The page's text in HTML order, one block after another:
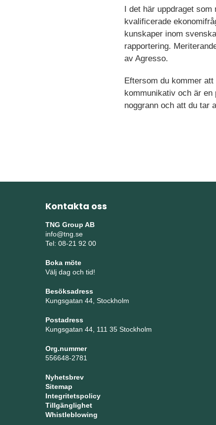
I det här uppdraget
kvalificerade
kunskaper inom
rapportering.
av Agresso.
Eftersom du kommer
kommunikativ och är
noggrann och att du tar
Kontakta oss
TNG Group AB
info@tng.se
Tel: 08-21 92 00
Boka möte
Välj dag och tid!
Besöksadress
Kungsgatan 44, Stockholm
Postadress
Kungsgatan 44, 111 35 Stockholm
Org.nummer
556648-2781
Nyhetsbrev
Sitemap
Integritetspolicy
Tillgänglighet
Whistleblowing